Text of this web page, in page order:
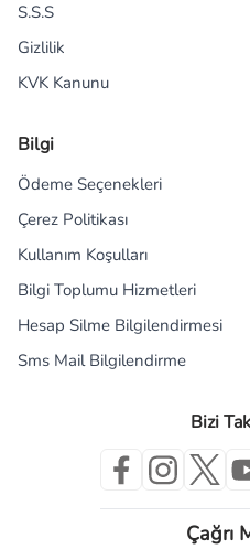
S.S.S
Gizlilik
KVK Kanunu
Bilgi
Ödeme Seçenekleri
Çerez Politikası
Kullanım Koşulları
Bilgi Toplumu Hizmetleri
Hesap Silme Bilgilendirmesi
Sms Mail Bilgilendirme
Bizi
Çağrı